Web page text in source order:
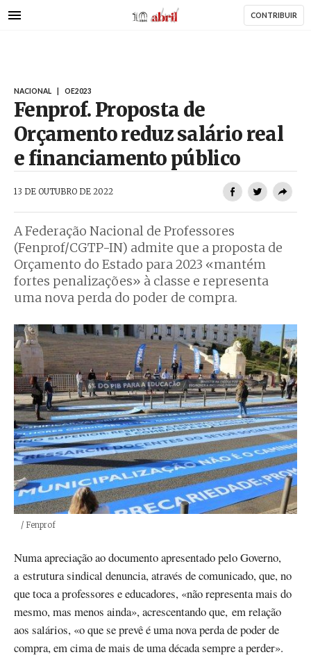
para
AbrilAbril CONTRIBUIR
NACIONAL OE2023
Fenprof. Proposta de
Orçamento reduz salário real
e financiamento público
13 DE OUTUBRO DE 2022
A Federação Nacional de Professores
(Fenprof/CGTP-IN) admite que a proposta de
Orçamento do Estado para 2023 «mantém
fortes penalizações» à classe e representa
uma nova perda do poder de compra.
Créditos
/ Fenprof
Numa apreciação ao documento apresentado pelo Governo,
a estrutura sindical denuncia, através de comunicado, que, no
que toca a professores e educadores, «não representa mais do
mesmo, mas menos ainda», acrescentando que, em relação
aos salários, «o que se prevê é uma nova perda de poder de
compra, em cima de mais de uma década sempre a perder».